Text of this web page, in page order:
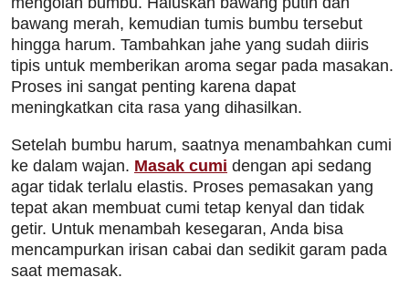
bawang merah, kemudian tumis bumbu tersebut
hingga harum. Tambahkan jahe yang sudah diiris
tipis untuk memberikan aroma segar pada masakan.
Proses ini sangat penting karena dapat
meningkatkan cita rasa yang dihasilkan.
Setelah bumbu harum, saatnya menambahkan cumi
ke dalam wajan. Masak cumi dengan api sedang
agar tidak terlalu elastis. Proses pemasakan yang
tepat akan membuat cumi tetap kenyal dan tidak
getir. Untuk menambah kesegaran, Anda bisa
mencampurkan irisan cabai dan sedikit garam pada
saat memasak.